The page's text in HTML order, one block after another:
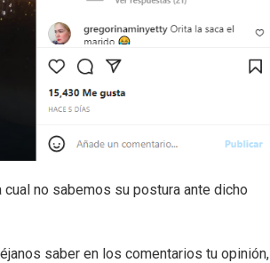
cual no sabemos su postura ante dicho
saber en los comentarios tu opinión,